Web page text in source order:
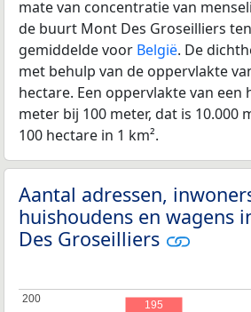
mate van concentratie van
de buurt Mont Des Groseilliers
gemiddelde voor België. De
met behulp van de oppervlakte
hectare. Een oppervlakte van een
meter bij 100 meter, dat is 10.000
100 hectare in 1 km².
Aantal adressen,
huishoudens en wagens
Des Groseilliers
200
200
195